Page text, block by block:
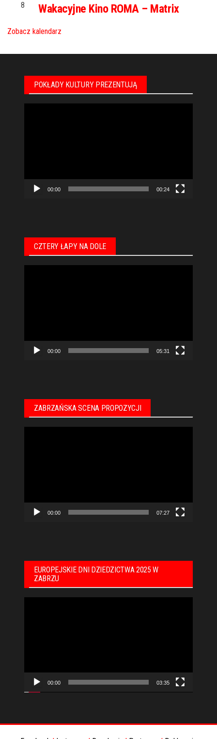
8
Wakacyjne Kino ROMA – Matrix
Zobacz kalendarz
POKŁADY KULTURY PREZENTUJĄ
00:00 00:24
CZTERY ŁAPY NA DOLE
00:00 05:31
ZABRZAŃSKA SCENA PROPOZYCJI
00:00 07:27
EUROPEJSKIE DNI DZIEDZICTWA 2025 W
ZABRZU
00:00 03:35